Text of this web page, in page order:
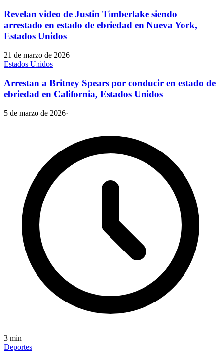
Revelan video de Justin Timberlake siendo
arrestado en estado de ebriedad en Nueva York,
Estados Unidos
21 de marzo de 2026
Estados Unidos
Arrestan a Britney Spears por conducir en estado de
ebriedad en California, Estados Unidos
5 de marzo de 2026·
3 min
Deportes